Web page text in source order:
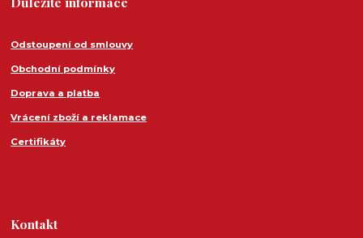
Odstoupení od smlouvy
Obchodní podmínky
Doprava a platba
Vrácení zboží a reklamace
Certifikáty
Kontakt